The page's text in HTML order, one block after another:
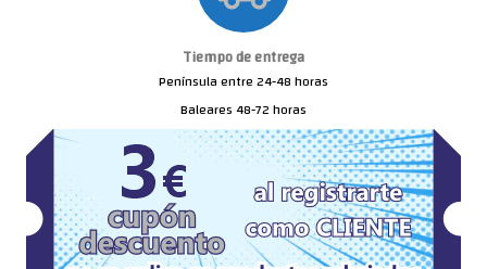
Tiempo de entrega
Península entre 24-48 horas
Baleares 48-72 horas